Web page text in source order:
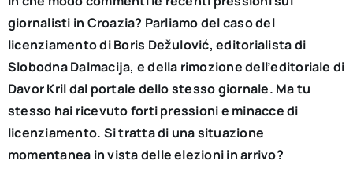
giornalisti in Croazia? Parliamo del caso del
licenziamento di Boris Dežulović, editorialista di
Slobodna Dalmacija, e della rimozione dell’editoriale di
Davor Kril dal portale dello stesso giornale. Ma tu
stesso hai ricevuto forti pressioni e minacce di
licenziamento. Si tratta di una situazione
momentanea in vista delle elezioni in arrivo?